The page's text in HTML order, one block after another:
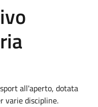
all'aperto, dotata
varie discipline.